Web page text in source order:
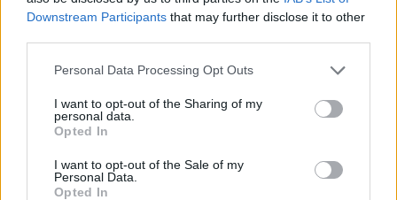
Downstream Participants that may further disclose it to other
Please note that this website/app uses one or more Google
not limited to your visit or usage behaviour. You may click to
grant or deny consent to Google and its third-party tags to
use your data for below specified purposes in below Google
consent section.
Personal Data Processing Opt Outs
I want to opt-out of the Sharing of my
personal data.
Opted In
I want to opt-out of the Sale of my
Personal Data.
Opted In
κινούνται με ταχύτητα πάνω στην επιφάνεια, ενώ ο
κορμός του γέρνει προς τα πίσω για να δημιουργήσει
αντίβαρο. Αυτό το είδος συντονισμού απαιτεί έναν
αξιοποιεί δεδομένα από αισθητήρες πίεσης,
επιτάχυνσης και οπτικής αναγνώρισης για να
υπολογίζει κάθε μικρή προσαρμογή του βάρους σε
πραγματικό χρόνο.